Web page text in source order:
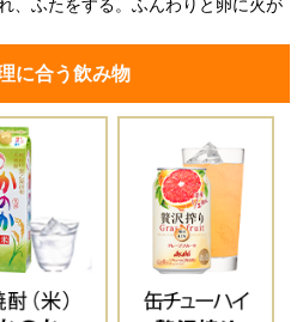
、ふたをする。ふんわりと卵に火が
に合う飲み物